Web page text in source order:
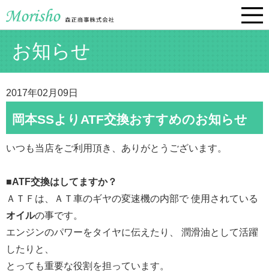
お知らせ
2017年02月09日
岡本SSよりATF交換おすすめのお知らせ
いつも当店をご利用頂き、ありがとうございます。
■ATF交換はしてますか？
ＡＴＦは、ＡＴ車のギヤの変速機の内部で 使用されている
オイルの事です。
エンジンのパワーをタイヤに伝えたり、 潤滑油として活躍
したりと、
とっても重要な役割を担っています。